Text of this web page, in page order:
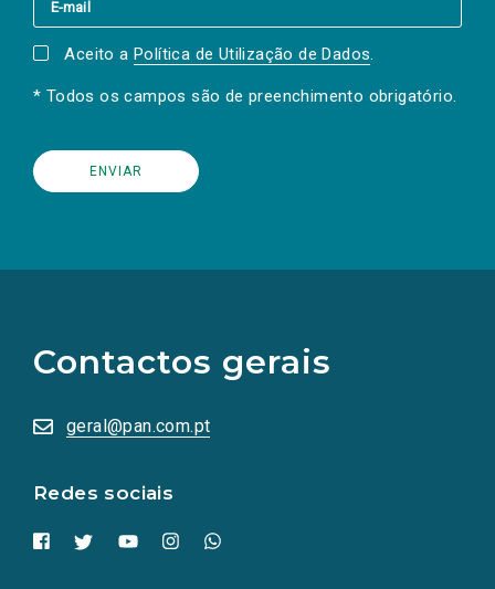
Aceito a Política de Utilização de Dados.
* Todos os campos são de preenchimento obrigatório.
Contactos gerais
geral@pan.com.pt
Redes sociais
redes
sociais
numa
nova